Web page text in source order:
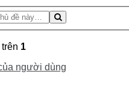
trên 1